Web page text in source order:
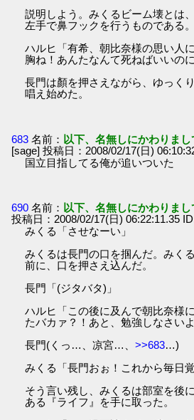
説明しよう。みくるビーム壊とは
左手で鼻フックを行うものである。
ハルヒ「有希、朝比奈様の思い人
胸ね！あんたなんて死ねばいいのに
長門は顏を押さえながら、ゆっく
唱え始めた。
683 名前： 以下、名無しにかわりまし
[sage] 投稿日：2008/02/17(日)
国立目指してる俺が追いついた
690 名前： 以下、名無しにかわりまし
投稿日：2008/02/17(日) 06:22:11.35
みくる「させなーい」
みくるは長門の口を掴んだ。みく
前に、口を押さえ込んだ。
長門「(ジタバタ)」
ハルヒ「この後に及んで朝比奈様
たバカァ？！あと、勉強しなさい
長門(くっ…、凉宮…、>>683…)
みくる「長門おぉ！これから毎日
そう言い残し、みくるは部室を後
ある『ライフ』を手に取った。